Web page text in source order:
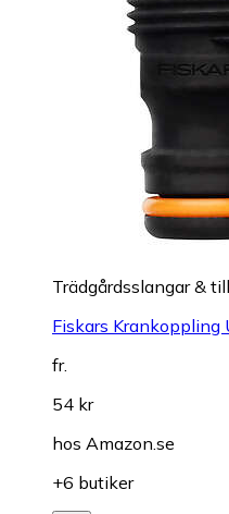
Trädgårdsslangar &
Fiskars Krankoppling
fr.
54 kr
hos Amazon.se
+6 butiker